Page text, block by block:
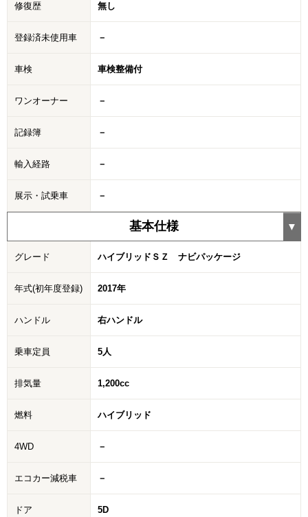
修復歴 無し
登録済未使用車 －
車検 車検整備付
ワンオーナー －
記録簿 －
輸入経路 －
展示・試乗車 －
基本仕様
グレード ハイブリッドＳＺ ナビパッケージ
年式(初年度登録) 2017年
ハンドル 右ハンドル
乗車定員 5人
排気量 1,200cc
燃料 ハイブリッド
4WD －
エコカー減税車 －
ドア 5D